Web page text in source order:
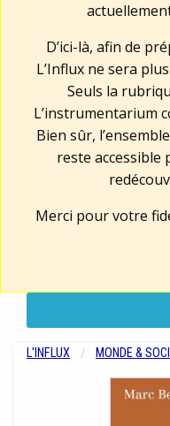
D’ici-là, afin de
L’Influx ne sera
Seuls la
L’instrumentarium
Bien sûr,
reste accessible
Merci pour votre
L'INFLUX MONDE &